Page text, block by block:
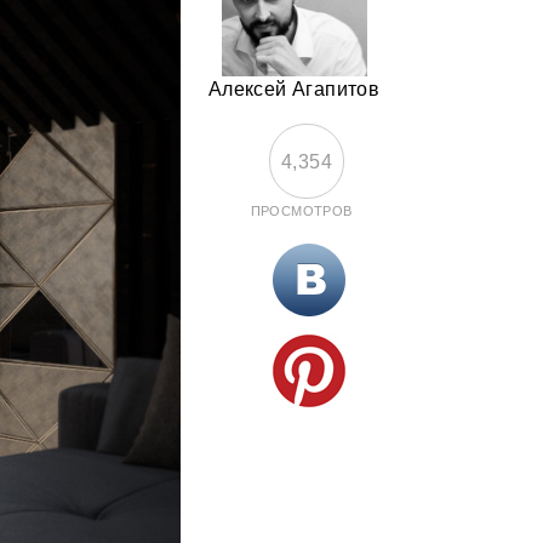
Алексей Агапитов
4,354
ПРОСМОТРОВ